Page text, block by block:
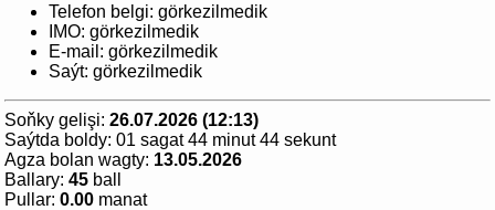
Telefon belgi: görkezilmedik
IMO: görkezilmedik
E-mail: görkezilmedik
Saýt: görkezilmedik
Soňky gelişi: 26.07.2026 (12:13)
Saýtda boldy: 01 sagat 44 minut 44 sekunt
Agza bolan wagty: 13.05.2026
Ballary: 45 ball
Pullar: 0.00 manat